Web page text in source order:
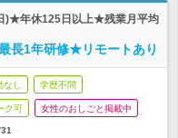
)★年休125日以上★残業月平均
長1年研修★リモートあり
なし 学歴不問
ク可 女性のおしごと掲載中